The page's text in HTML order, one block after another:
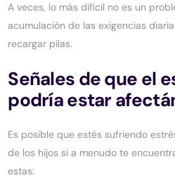
A veces, lo más difícil no es un
acumulación de las exigencias
recargar pilas.
Señales de que el
podría estar
Es posible que estés sufriendo
de los hijos si a menudo te
estas: